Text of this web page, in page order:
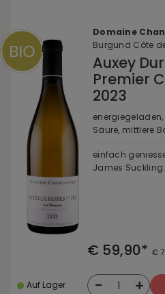
Domaine
Burgund Côte
Auxey
Premier
2023
Säure, mittlere
einfach
James
€ 59,90* €
Auf Lager - 1 +